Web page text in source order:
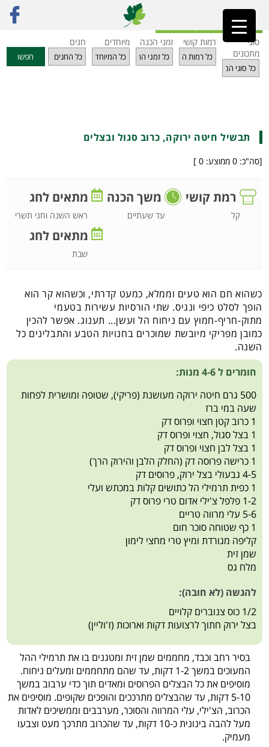
ראשי»מתכונים תבשיל חיטה ירוקה, כרוב סגול ובצלים
חזרה לאינדקס מתכונים
סוגי
מתכונים
רמות קושי זמני הכנה מיוחדים חגים
חפשו
תבשיל חיטה ירוקה, כרוב סגול ובצלים
[סה"כ: 0 ממוצע: 0
]
רמת קושי
קל
משך הכנה
עד שעתיים
מתאים לחג
ראש השנה וחגי תשרי
מתאים לחג
שבת
כשהוא חם הוא טעים וממלא, כמעט קדרתי, וכשהוא קר הוא
הופך לסלט כיפי ונגיס. שתי הורסיות עשירות בטעמי
מתוק-חריף-חמוץ עם ניחוח הל ועשן... תענוג. אפשר להכין
כמובן מפריקי מיובשת שמוכרים בחנויות הטבע והתבלינים כל
השנה.
חומרים ל 4-6 מנות:
500 גרם חיטה ירוקה מעושנת (פריקי), שטופה ומושרית לפחות
שעה במי ברז
1 כרוב קטן חצוי ופרוס דק
1 בצל סגול, חצוי ופרוס דק
1 בצל לבן חצוי ופרוס דק
1 כרישה פרוסה דק (החלק הלבן והירוק הרך)
4-5 גבעולי בצל ירוק, פרוסים דק
1 כפית תרמילי הל כתושים קלות במכתש ועלי
1-2 פלפל צ'ילי אדום טרי פרוס דק
5-6 עלי מרווה טריים
1 כף שטוחה סוכר חום
קליפה מגורדת ומיץ טרי מחצי לימון
שמן זית
מלח גס
להגשה (לא חובה):
1/2 כוס צנוברים קלויים
בצל ירוק חתוך לרצועות דקות וארוכות (ז'וליין)
בסיר רחב וכבד, מחממים שמן זית ומטגנים בו את תרמילי ההל
המעוכים במשך 1-2 דקות, עד שהם מתחממים ומעלים ניחוח.
מוסיפים את כל הבצלים הפרוסים ומאדים תוך כדי ערבוב במשך
5-10 דקות, עד שהבצלים מתרככים והופכים שקופים. מוסיפים את
הכרוב, הצ'ילי, עלי המרווה והסוכר, מערבבים וממשיכים לאדות
מעל להבה בינונית כ-10 דקות, עד שהכרוב מתרכך מעט וצבעו
מעמיק.